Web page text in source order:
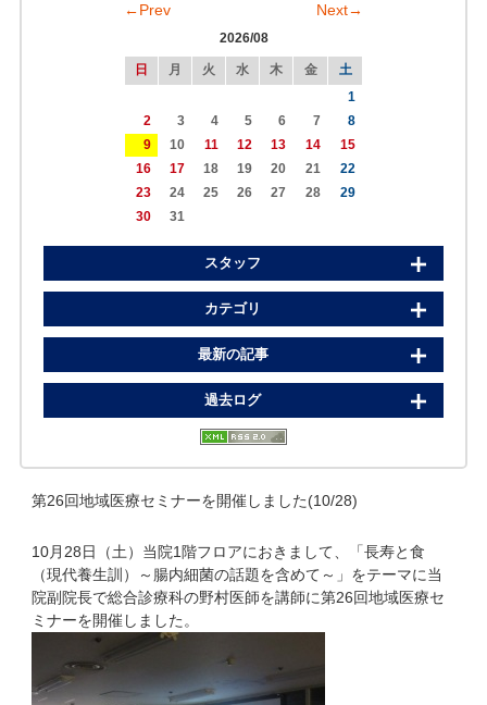
←Prev Next→
2026/08
日 月 火 水 木 金
土
1
2
3 4 5 6 7
8
9
10 11 12 13 14
15
16
17 18 19 20 21
22
23
24 25 26 27 28
29
30
31
スタッフ
カテゴリ
最新の記事
過去ログ
第26回地域医療セミナーを開催しました(10/28)
10月28日（土）当院1階フロアにおきまして、「長寿と食
（現代養生訓）～腸内細菌の話題を含めて～」をテーマに当
院副院長で総合診療科の野村医師を講師に第26回地域医療セ
ミナーを開催しました。